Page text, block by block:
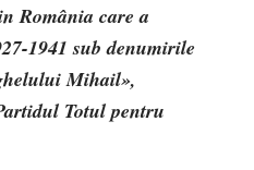
România care a
1941 sub denumirile
Mihail»,
Totul pentru